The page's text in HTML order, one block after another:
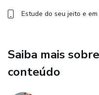
dramatizações e
tudo o que você precisa
pedagógica e
completa para as crianças
Estude do seu jeito e
Saiba mais
conteúdo